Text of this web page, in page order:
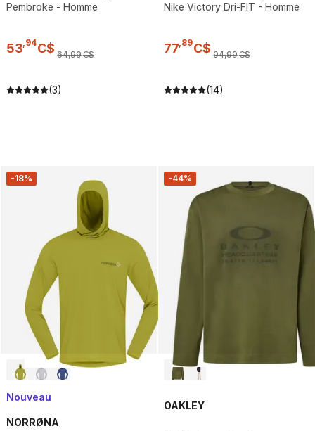
Pembroke - Homme
53,94C$ 64,99C$
(3)
Nike Victory Dri-FIT - Homme
77,89C$ 94,99C$
(14)
-18%
Nouveau
NORRØNA
-44%
OAKLEY